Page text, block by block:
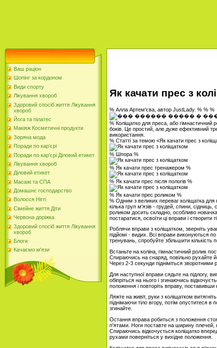
Ваш раціон
Шопінг за кордоном
Види спорту
Лікування хвороб
Здоровий спосіб життя Лікування
хвороб
Йога та пілатес
Макіяж Косметичні продукти
Зоряна мода
Поради по кар'єрі
Поради по кар'єрі Діловий етикет
Лікування хвороб
Діловий етикет
Масажі та СПА
Домашнє господарство
Волосся Нігті
Сімейне життя Діти
Червона доріжка
Здоровий спосіб життя Лікування
хвороб
Блоги
Качаємо м'язи
Як качати прес з
% Алла Артем'єва, автор JustLady. % % %
% Коліщатко для преса, або
боків. Це простий, але дуже ефективний
використання.
% Статті за темою «Як качати прес з
% Шпора %
% Як качати прес тренажером %
% Як качати прес після пологів %
% Як качати прес роликом %
% Одним з великих переваг коліщатка
кілька груп м'язів - грудей, спини,
роликом досить складно, особливо
постаратися, освоїти ці вправи і створити
Роблячи вправи з коліщатком, зверніть
підйомі - видих. Всі вправи виконуються
тренувань, спробуйте збільшити кількість
Встаньте на коліна, гімнастичний ролик
Спираючись на снаряд, повільно рухайте
Через 2-3 секунди підніміться зворотними
Для наступної вправи сядьте на підлогу,
обіпріться на нього і згинаючись
положення і повторіть вправу, поставивши
Ляжте на живіт, руки з коліщатком
піднімаючи тіло вгору, потім опуститеся
згинайте.
Остання вправа робиться з положення
п'ятами. Ноги поставте на ширину плечей,
Спираючись відкочується коліщатко
рухами поверніться у вихідне положення.